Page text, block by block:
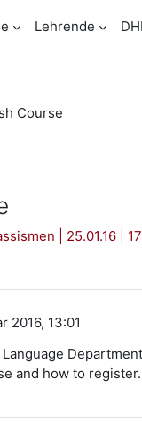
Lehrende
Course
| 25.01.16 |
2016, 13:01
and how to register.